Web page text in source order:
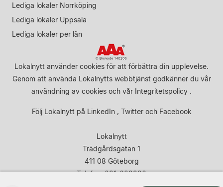
Lediga lokaler Norrköping
Lediga lokaler Uppsala
Lediga lokaler per län
Lokalnytt använder cookies för att förbättra din upplevelse.
Genom att använda Lokalnytts webbtjänst godkänner du vår
användning av cookies och vår Integritetspolicy .
Följ Lokalnytt på LinkedIn, Twitteroch Facebook
Lokalnytt
Trädgårdsgatan 1
411 08 Göteborg
Telefon: 031-683920